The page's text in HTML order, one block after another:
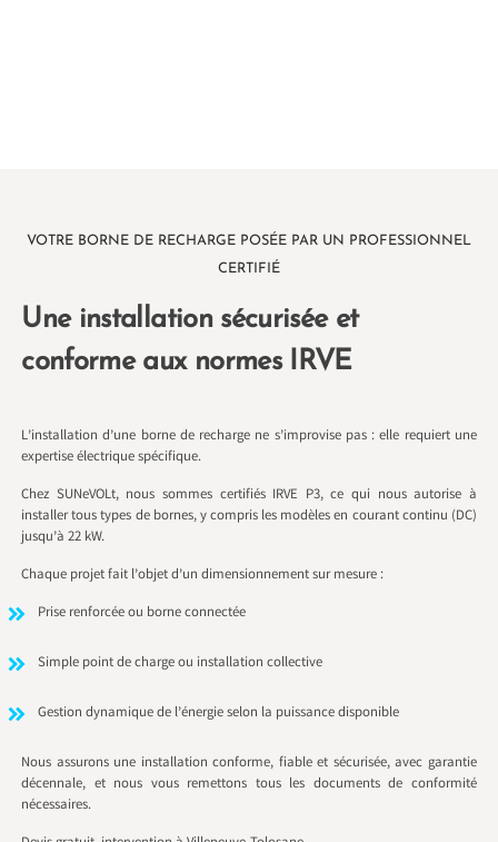
VOTRE BORNE DE RECHARGE POSÉE PAR UN PROFESSIONNEL
CERTIFIÉ
Une installation sécurisée et
conforme aux normes IRVE
L’installation d’une borne de recharge ne s’improvise pas : elle requiert une
expertise électrique spécifique.
Chez SUNeVOLt, nous sommes certifiés IRVE P3, ce qui nous autorise à
installer tous types de bornes, y compris les modèles en courant continu (DC)
jusqu’à 22 kW.
Chaque projet fait l’objet d’un dimensionnement sur mesure :
Prise renforcée ou borne connectée
Simple point de charge ou installation collective
Gestion dynamique de l’énergie selon la puissance disponible
Nous assurons une installation conforme, fiable et sécurisée, avec garantie
décennale, et nous vous remettons tous les documents de conformité
nécessaires.